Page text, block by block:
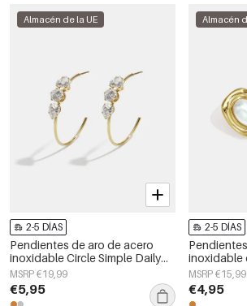
Almacén de la UE
2-5 DÍAS
Pendientes de aro de acero
inoxidable Circle Simple Daily
Simple Series Joyería para mujer
MSRP €19,99
€5,95
Almacén
2-5 DÍAS
inoxidable
serie Daily
mujer.
MSRP €15,99
€4,95